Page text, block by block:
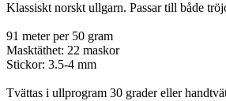
Klassiskt norskt ullgarn. Passar till både
91 meter per 50 gram
Masktäthet: 22 maskor
Stickor: 3.5-4 mm
Tvättas i ullprogram 30 grader eller